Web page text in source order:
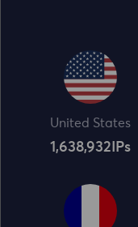
United States
1,638,932 IPs